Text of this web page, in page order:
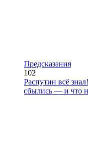
Предсказания
102
Распутин всё
сбылись — и что